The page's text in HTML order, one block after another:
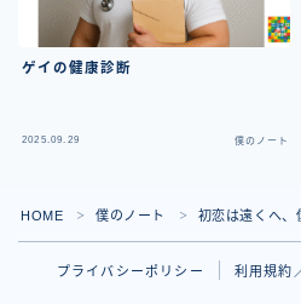
ゲイの健康診断
2025.09.29 僕のノート
HOME ＞ 僕のノート ＞ 初恋は遠くへ、
プライバシーポリシー 利用規約